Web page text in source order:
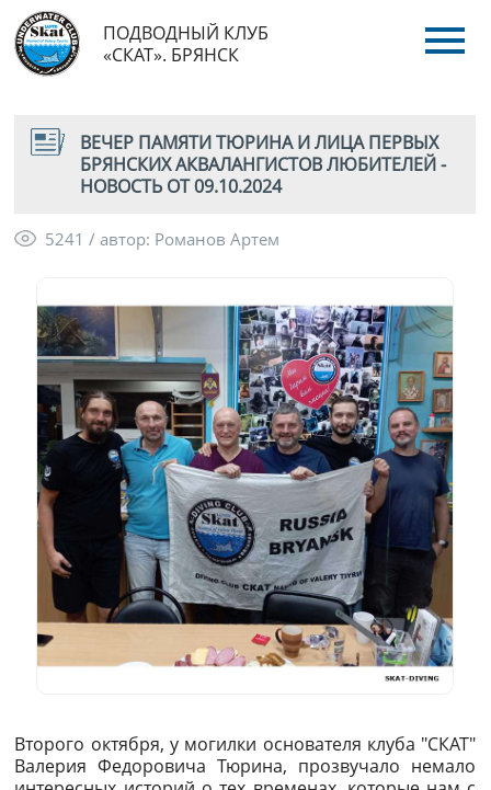
ПОДВОДНЫЙ КЛУБ
«СКАТ». БРЯНСК
ВЕЧЕР ПАМЯТИ ТЮРИНА И ЛИЦА ПЕРВЫХ
БРЯНСКИХ АКВАЛАНГИСТОВ ЛЮБИТЕЛЕЙ -
НОВОСТЬ ОТ 09.10.2024
5241 / автор: Романов Артем
Второго октября, у могилки основателя клуба "СКАТ"
Валерия Федоровича Тюрина, прозвучало немало